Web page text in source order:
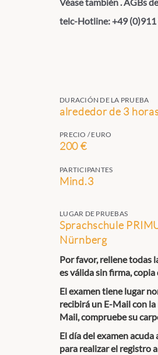
telc-Hotline: +49
DURACIÓN DE LA PRUEBA
alrededor de 3
PRECIO / EURO
200 €
PARTICIPANTES
Mind.3
LUGAR DE PRUEBAS
Sprachschule
Nürnberg
Por favor, rellene todas
es válida sin firma,
El examen tiene lugar
recibirá un E-Mail con la
Mail, compruebe su
El día del examen
para realizar el registro